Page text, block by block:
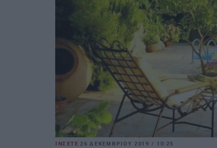
ΙΝΣΕΤΕ 26 ΔΕΚΕΜΒΡΊΟΥ 2019 / 10:25